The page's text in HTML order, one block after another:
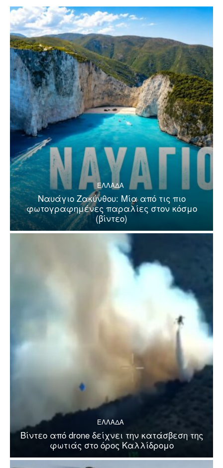
ΕΛΛΑΔΑ
Ναυάγιο Ζακύνθου: Μία από τις πιο
φωτογραφημένες παραλίες στον κόσμο
(βίντεο)
ΕΛΛΑΔΑ
Βίντεο από drone δείχνει την κατάσβεση της
φωτιάς στο όρος Καλλίδρομο